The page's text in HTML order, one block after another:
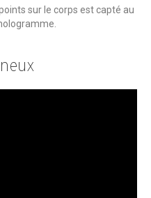
sur le corps est capté au